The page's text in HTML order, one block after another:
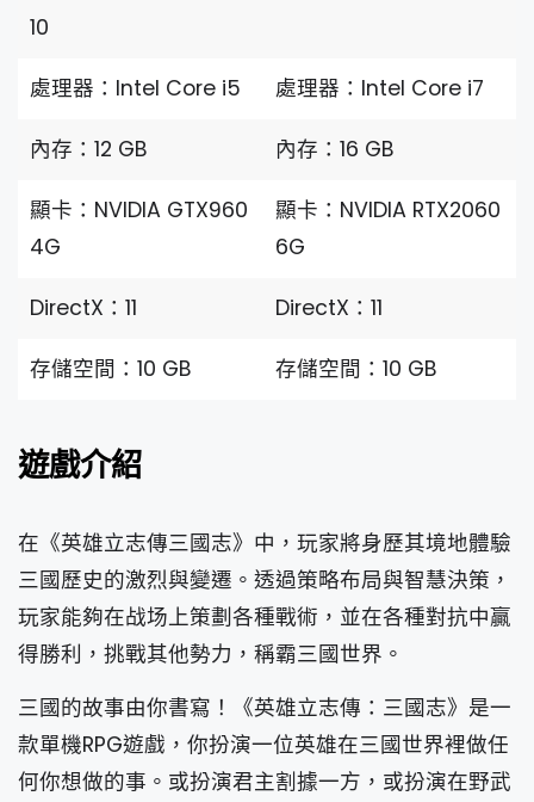
10
處理器：Intel Core i5 處理器：Intel Core i7
內存：12 GB 內存：16 GB
顯卡：NVIDIA GTX960
4G
顯卡：NVIDIA RTX2060
6G
DirectX：11 DirectX：11
存儲空間：10 GB 存儲空間：10 GB
遊戲介紹
在《英雄立志傳三國志》中，玩家將身歷其境地體驗
三國歷史的激烈與變遷。透過策略布局與智慧決策，
玩家能夠在战场上策劃各種戰術，並在各種對抗中贏
得勝利，挑戰其他勢力，稱霸三國世界。
三國的故事由你書寫！《英雄立志傳：三國志》是一
款單機RPG遊戲，你扮演一位英雄在三國世界裡做任
何你想做的事。或扮演君主割據一方，或扮演在野武